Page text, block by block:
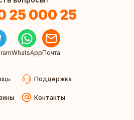
25 000 25
WhatsAppПочта
Поддержка
Контакты